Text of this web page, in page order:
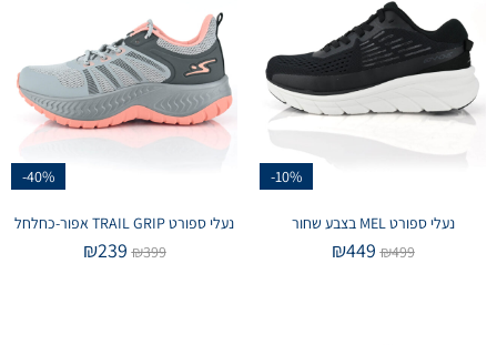
-10%
נעלי ספורט MEL בצבע שחור
₪499
₪449
-40%
נעלי ספורט TRAIL GRIP אפור-כחלחל
₪399
₪239